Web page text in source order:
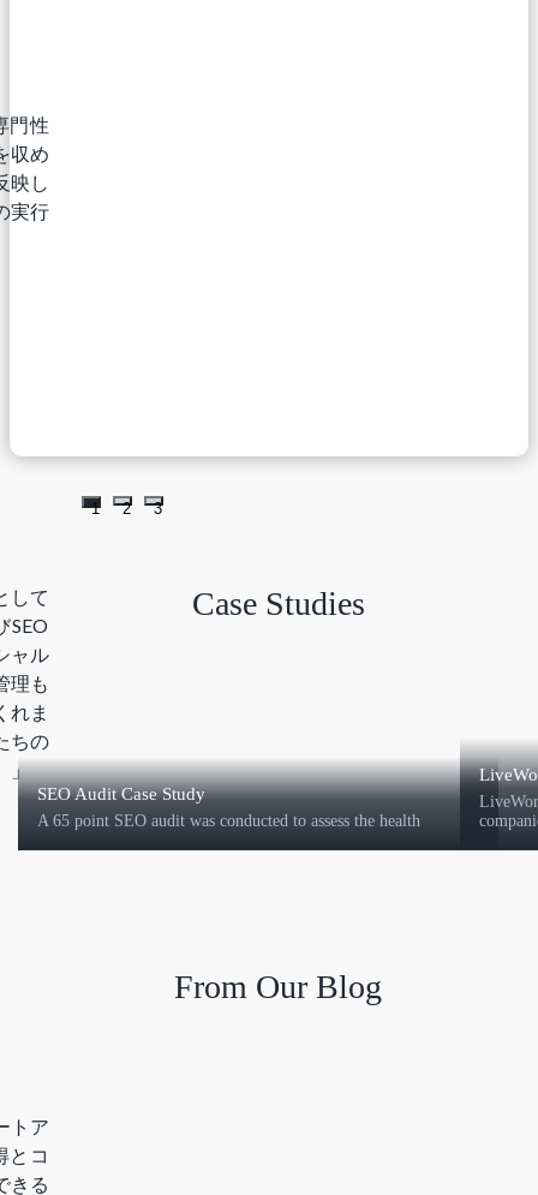
門性
収め
映し
実行
して
SEO
ャル
理も
れま
ちの
」
トア
とコ
きる
1 2 3
Case Studies
SEO Audit Case Study
A 65 point SEO audit was conducted to assess the health
From Our Blog